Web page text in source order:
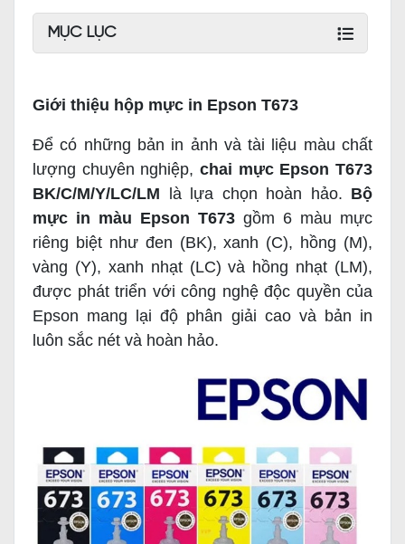
MỤC LỤC
Giới thiệu hộp mực in Epson T673
Để có những bản in ảnh và tài liệu màu chất
lượng chuyên nghiệp, chai mực Epson T673
BK/C/M/Y/LC/LM là lựa chọn hoàn hảo. Bộ
mực in màu Epson T673 gồm 6 màu mực
riêng biệt như đen (BK), xanh (C), hồng (M),
vàng (Y), xanh nhạt (LC) và hồng nhạt (LM),
được phát triển với công nghệ độc quyền của
Epson mang lại độ phân giải cao và bản in
luôn sắc nét và hoàn hảo.